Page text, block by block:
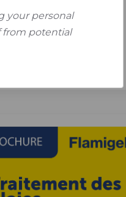
your personal
from potential